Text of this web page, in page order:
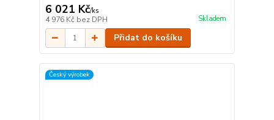
6 021 Kč/ks
4 976 Kč bez DPH Skladem
Přidat do košíku
Český výrobek